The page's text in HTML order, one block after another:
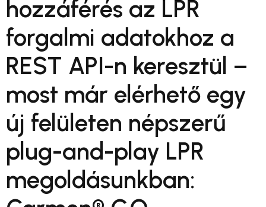
hozzáférés az LPR
forgalmi adatokhoz a
REST API-n keresztül –
most már elérhető egy
új felületen népszerű
plug-and-play LPR
megoldásunkban: